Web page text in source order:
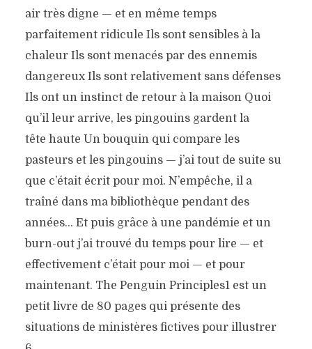
air très digne — et en même temps
parfaitement ridicule Ils sont sensibles à la
chaleur Ils sont menacés par des ennemis
dangereux Ils sont relativement sans défenses
Ils ont un instinct de retour à la maison Quoi
qu’il leur arrive, les pingouins gardent la
tête haute Un bouquin qui compare les
pasteurs et les pingouins — j’ai tout de suite su
que c’était écrit pour moi. N’empêche, il a
traîné dans ma bibliothèque pendant des
années… Et puis grâce à une pandémie et un
burn-out j’ai trouvé du temps pour lire — et
effectivement c’était pour moi — et pour
maintenant. The Penguin Principles1 est un
petit livre de 80 pages qui présente des
situations de ministères fictives pour illustrer